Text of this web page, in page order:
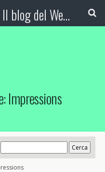
Booking Blog™ - Il blog del Web Marketing Turistico
Impressions